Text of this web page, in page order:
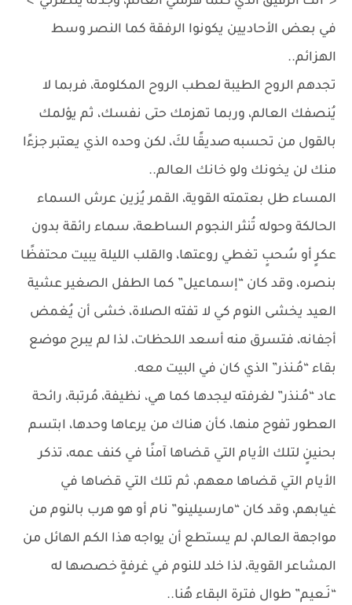
في بعض الأحاديين يكونوا الرفقة كما النصر وسط
الهزائم..
تجدهم الروح الطيبة لعطب الروح المكلومة، فربما لا
يُنصفك العالم، وربما تهزمك حتى نفسك، ثم يؤلمك
بالقول من تحسبه صديقًا لكَ، لكن وحده الذي يعتبر جزءًا
منك لن يخونك ولو خانك العالم..
المساء طل بعتمته القوية، القمر يُزين عرش السماء
الحالكة وحوله تُنثر النجوم الساطعة، سماء رائقة بدون
عكرٍ أو سُحبٍ تغطي روعتها، والقلب الليلة يبيت محتفظًا
بنصره، وقد كان “إسماعيل” كما الطفل الصغير عشية
العيد يخشى النوم كي لا تفته الصلاة، خشى أن يُغمض
أجفانه، فتسرق منه أسعد اللحظات، لذا لم يبرح موضع
بقاء “مُـنذر” الذي كان في البيت معه.
عاد “مُـنذر” لغرفته ليجدها كما هي، نظيفة، مُرتبة، رائحة
العطور تفوح منها، كأن هناك من يرعاها وحدها، ابتسم
بحنينٍ لتلك الأيام التي قضاها آمنًا في كنف عمه، تذكر
الأيام التي قضاها معهم، ثم تلك التي قضاها في
غيابهم، وقد كان “مارسيلينو” نام أو هو هرب بالنوم من
مواجهة العالم، لم يستطع أن يواجه هذا الكم الهائل من
المشاعر القوية، لذا خلد للنوم في غرفةٍ خصصها له
“نَـعيم” طوال فترة البقاء هُنا..